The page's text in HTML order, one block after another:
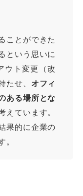
ことができた
という思いに
ウト変更（改
せ、 オフィ
ある場所とな
えています。
果的に企業の